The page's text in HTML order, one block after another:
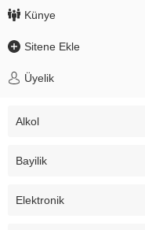
Künye
Sitene Ekle
Üyelik
Alkol
Bayilik
Elektronik